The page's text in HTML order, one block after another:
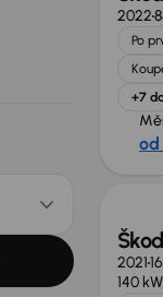
2022
Po
+7
od
2021
140 kW